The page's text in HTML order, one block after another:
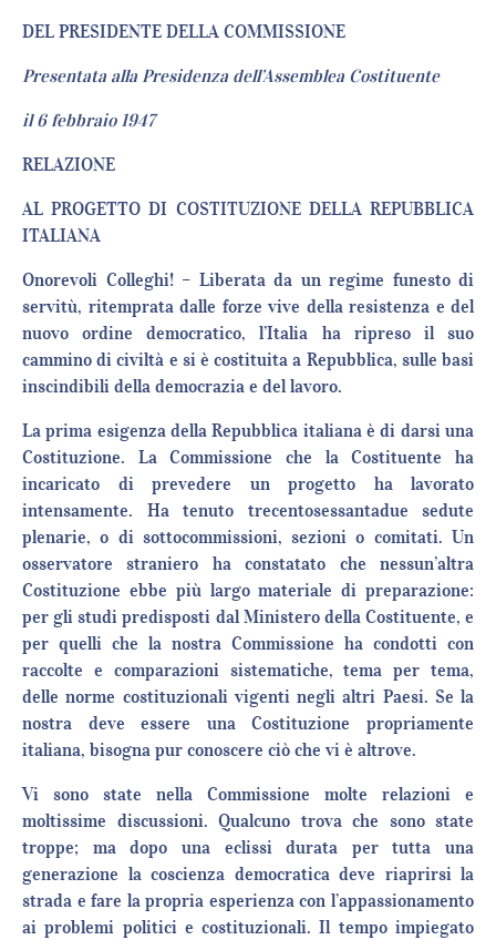
DEL PRESIDENTE DELLA COMMISSIONE
Presentata alla Presidenza dell’Assemblea Costituente
il 6 febbraio 1947
RELAZIONE
AL PROGETTO DI COSTITUZIONE DELLA REPUBBLICA
ITALIANA
Onorevoli Colleghi! – Liberata da un regime funesto di
servitù, ritemprata dalle forze vive della resistenza e del
nuovo ordine democratico, l’Italia ha ripreso il suo
cammino di civiltà e si è costituita a Repubblica, sulle basi
inscindibili della democrazia e del lavoro.
La prima esigenza della Repubblica italiana è di darsi una
Costituzione. La Commissione che la Costituente ha
incaricato di prevedere un progetto ha lavorato
intensamente. Ha tenuto trecentosessantadue sedute
plenarie, o di sottocommissioni, sezioni o comitati. Un
osservatore straniero ha constatato che nessun’altra
Costituzione ebbe più largo materiale di preparazione:
per gli studi predisposti dal Ministero della Costituente, e
per quelli che la nostra Commissione ha condotti con
raccolte e comparazioni sistematiche, tema per tema,
delle norme costituzionali vigenti negli altri Paesi. Se la
nostra deve essere una Costituzione propriamente
italiana, bisogna pur conoscere ciò che vi è altrove.
Vi sono state nella Commissione molte relazioni e
moltissime discussioni. Qualcuno trova che sono state
troppe; ma dopo una eclissi durata per tutta una
generazione la coscienza democratica deve riaprirsi la
strada e fare la propria esperienza con l’appassionamento
ai problemi politici e costituzionali. Il tempo impiegato